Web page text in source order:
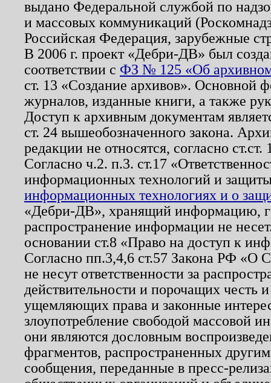
выдано Федеральной службой по
и массовых коммуникаций
Российская Федерация, зарубежные
В 2006 г. проект «Дебри-ДВ» был
соответствии с ФЗ № 125 «Об
ст. 13 «Создание архивов». Основной
журналов, изданные книги, а также
Доступ к архивным документам
ст. 24 вышеобозначенного закона.
редакции не относятся, согласно
Согласно ч.2. п.3. ст.17
информационных технологий и
информационных технологиях и о
«Дебри-ДВ», хранящий информацию,
распространение информации не
основании ст.8 «Право на доступ к
Согласно пп.3,4,6 ст.57 Закона РФ «О
не несут ответственности за
действительности и порочащих честь
ущемляющих права и законные
злоупотребление свободой массовой
они являются дословным
фрагментов, распространенных
сообщения, переданные в пресс-